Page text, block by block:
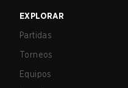
EXPLORAR
Partidas
Torneos
Equipos